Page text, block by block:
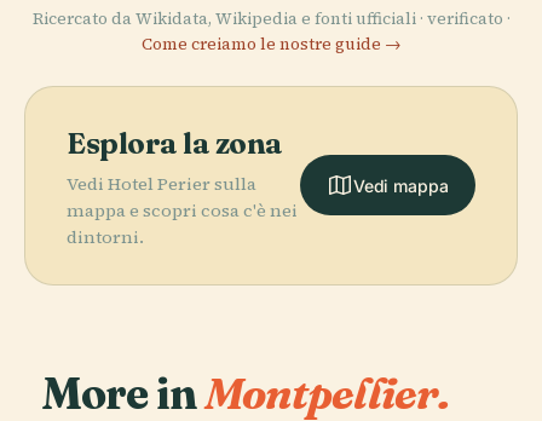
Ricercato da Wikidata, Wikipedia e fonti ufficiali · verificato ·
Come creiamo le nostre guide →
Esplora la zona
Vedi Hotel Perier sulla
mappa e scopri cosa c'è nei
dintorni.
Vedi mappa
More inMontpellier.